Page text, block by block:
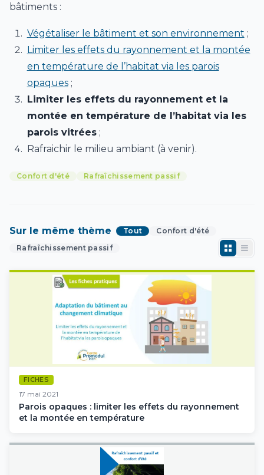
bâtiments :
Végétaliser le bâtiment et son environnement ;
Limiter les effets du rayonnement et la montée
en température de l’habitat via les parois
opaques;
Limiter les effets du rayonnement et la
montée en température de l’habitat via les
parois vitrées;
Rafraichir le milieu ambiant (à venir).
Confort d'été Rafraîchissement passif
Sur le même thème Tout
Confort d'été
Rafraîchissement passif
FICHES
17 mai 2021
Parois opaques : limiter les effets du rayonnement
et la montée en température